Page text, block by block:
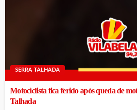
SERRA TALHADA
Motociclista fica ferido após queda de
Talhada